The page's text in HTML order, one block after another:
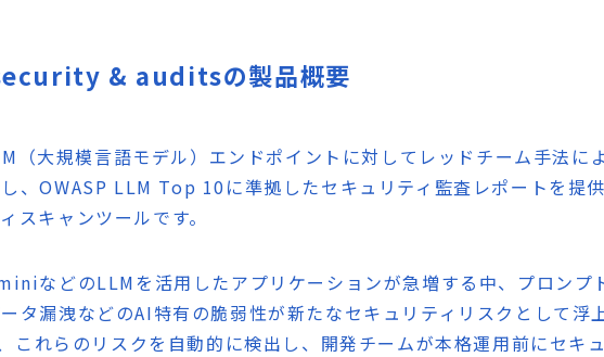
& auditsの製品概要
（大規模言語モデル）エンドポイントに対してレッドチーム手法に
、OWASP LLM Top 10に準拠したセキュリティ監査レポートを提
スキャンツールです。
などのLLMを活用したアプリケーションが急増する中、プロンプ
タ漏洩などのAI特有の脆弱性が新たなセキュリティリスクとして浮
これらのリスクを自動的に検出し、開発チームが本格運用前にセキ